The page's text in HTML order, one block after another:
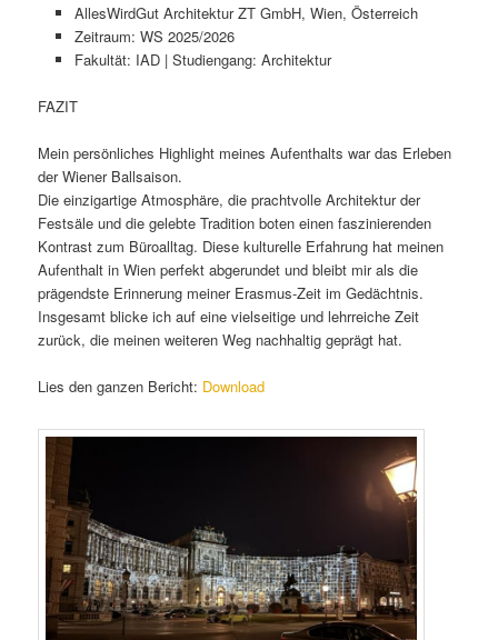
AllesWirdGut Architektur ZT GmbH, Wien, Österreich
Zeitraum: WS 2025/2026
Fakultät: IAD | Studiengang: Architektur
FAZIT
Mein persönliches Highlight meines Aufenthalts war das Erleben
der Wiener Ballsaison.
Die einzigartige Atmosphäre, die prachtvolle Architektur der
Festsäle und die gelebte Tradition boten einen faszinierenden
Kontrast zum Büroalltag. Diese kulturelle Erfahrung hat meinen
Aufenthalt in Wien perfekt abgerundet und bleibt mir als die
prägendste Erinnerung meiner Erasmus-Zeit im Gedächtnis.
Insgesamt blicke ich auf eine vielseitige und lehrreiche Zeit
zurück, die meinen weiteren Weg nachhaltig geprägt hat.
Lies den ganzen Bericht: Download